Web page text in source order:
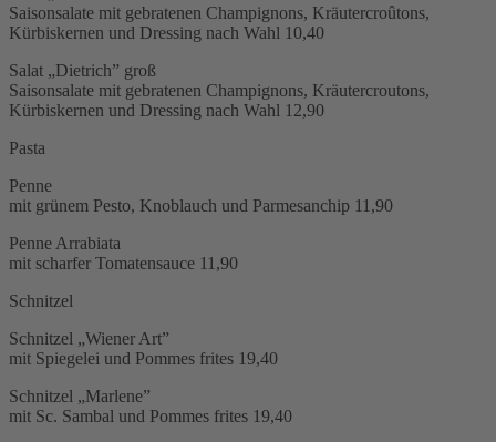
Saisonsalate mit gebratenen Champignons, Kräutercroûtons,
Kürbiskernen und Dressing nach Wahl 10,40
Salat „Dietrich” groß
Saisonsalate mit gebratenen Champignons, Kräutercroutons,
Kürbiskernen und Dressing nach Wahl 12,90
Pasta
Penne
mit grünem Pesto, Knoblauch und Parmesanchip 11,90
Penne Arrabiata
mit scharfer Tomatensauce 11,90
Schnitzel
Schnitzel „Wiener Art”
mit Spiegelei und Pommes frites 19,40
Schnitzel „Marlene”
mit Sc. Sambal und Pommes frites 19,40